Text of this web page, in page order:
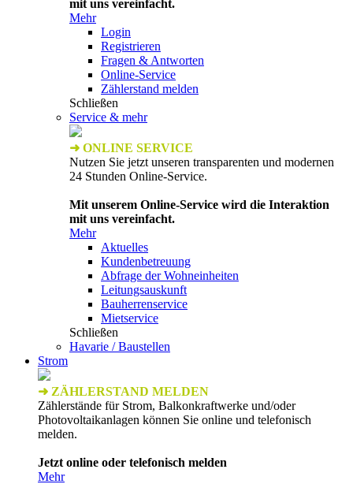
mit uns vereinfacht.
Mehr
Login
Registrieren
Fragen & Antworten
Online-Service
Zählerstand melden
Schließen
Service & mehr
➜ ONLINE SERVICE
Nutzen Sie jetzt unseren transparenten und modernen
24 Stunden Online-Service.
Mit unserem Online-Service wird die Interaktion
mit uns vereinfacht.
Mehr
Aktuelles
Kundenbetreuung
Abfrage der Wohneinheiten
Leitungsauskunft
Bauherrenservice
Mietservice
Schließen
Havarie / Baustellen
Strom
➜ ZÄHLERSTAND MELDEN
Zählerstände für Strom, Balkonkraftwerke und/oder
Photovoltaikanlagen können Sie online und telefonisch
melden.
Jetzt online oder telefonisch melden
Mehr